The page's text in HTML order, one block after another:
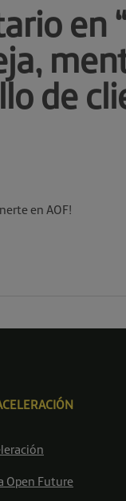
en
de
en AOF!
Open Future